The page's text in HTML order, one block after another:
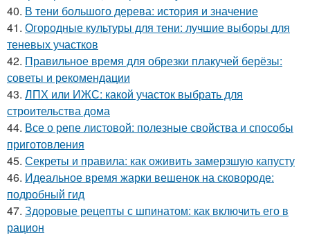
40. В тени большого дерева: история и значение
41. Огородные культуры для тени: лучшие выборы для
теневых участков
42. Правильное время для обрезки плакучей берёзы:
советы и рекомендации
43. ЛПХ или ИЖС: какой участок выбрать для
строительства дома
44. Все о репе листовой: полезные свойства и способы
приготовления
45. Секреты и правила: как оживить замерзшую капусту
46. Идеальное время жарки вешенок на сковороде:
подробный гид
47. Здоровые рецепты с шпинатом: как включить его в
рацион